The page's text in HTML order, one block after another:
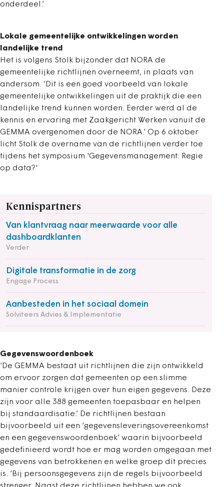
onderdeel.’
Lokale gemeentelijke ontwikkelingen worden
landelijke trend
Het is volgens Stolk bijzonder dat NORA de
gemeentelijke richtlijnen overneemt, in plaats van
andersom. ‘Dit is een goed voorbeeld van lokale
gemeentelijke ontwikkelingen uit de praktijk die een
landelijke trend kunnen worden. Eerder werd al de
kennis en ervaring met Zaakgericht Werken vanuit de
GEMMA overgenomen door de NORA.’ Op 6 oktober
licht Stolk de overname van de richtlijnen verder toe
tijdens het symposium 'Gegevensmanagement: Regie
op data?'
Kennispartners
Van klantvraag naar meerwaarde voor alle
dashboardklanten
Verder
Digitale transformatie in de zorg
Engage Process
Aanbesteden in het sociaal domein
Solviteers Advies & Implementatie
Gegevenswoordenboek
‘De GEMMA bestaat uit richtlijnen die zijn ontwikkeld
om ervoor zorgen dat gemeenten op een slimme
manier controle krijgen over hun eigen gegevens. Deze
zijn voor alle 388 gemeenten toepasbaar en helpen
bij standaardisatie.’ De richtlijnen bestaan
bijvoorbeeld uit een ‘gegevensleveringsovereenkomst
en een gegevenswoordenboek’ waarin bijvoorbeeld
gedefinieerd wordt hoe er mag worden omgegaan met
gegevens van betrokkenen en welke groep dit precies
is. ‘Bij persoonsgegevens zijn de regels bijvoorbeeld